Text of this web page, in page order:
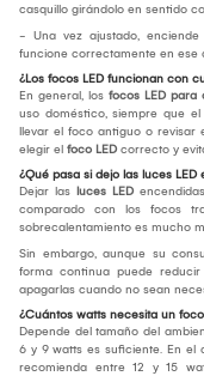
casquillo girándolo en sentido
- Una vez ajustado,
funcione correctamente en ese
¿Los focos LED funcionan con
En general, los focos LED para
uso doméstico, siempre que
llevar el foco antiguo o revisar
elegir el foco LED correcto y
¿Qué pasa si dejo las luces
Dejar las luces LED
comparado con los focos
sobrecalentamiento es mucho
Sin embargo, aunque su
forma continua puede
apagarlas cuando no sean
¿Cuántos watts necesita un
Depende del tamaño del
6 y 9 watts es suficiente. En el
recomienda entre 12 y 15